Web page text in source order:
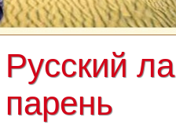
Русский
парень